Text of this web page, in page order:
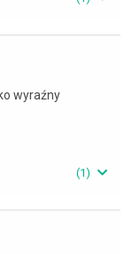
wyraźny
(1)